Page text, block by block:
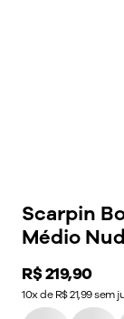
Scarpin
Médio
Price:
R$ 219,90
10x de R$ 21,99 sem